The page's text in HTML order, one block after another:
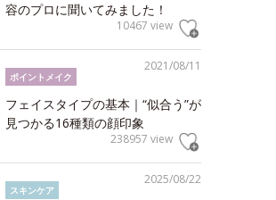
容のプロに聞いてみました！
10467 view
2021/08/11
ポイントメイク
フェイスタイプの基本｜“似合う”が
見つかる16種類の顔印象
238957 view
2025/08/22
スキンケア